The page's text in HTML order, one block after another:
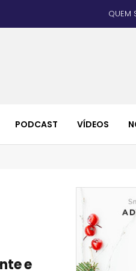
QUEM
PODCAST VÍDEOS
e